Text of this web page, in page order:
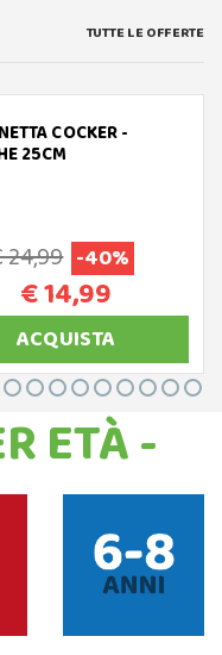
TUTTE LE OFFERTE
COCKER -
25CM
24,99 -40%
€ 14,99
ACQUISTA
ETÀ -